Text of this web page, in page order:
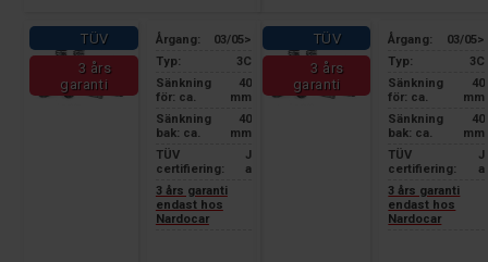
TÜV
3 års
garanti
Årgang:
03/05>
Typ:
3C
Sänkning
för: ca.
40
mm
Sänkning
bak: ca.
40
mm
TÜV
certifiering:
J
a
3 års garanti
endast hos
Nardocar
TÜV
3 års
garanti
Årgang:
03/05>
Typ:
3C
Sänkning
för: ca.
40
mm
Sänkning
bak: ca.
40
mm
TÜV
certifiering:
J
a
3 års garanti
endast hos
Nardocar